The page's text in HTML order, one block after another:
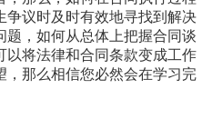
争议时及时有效地寻找到解决
，如何从总体上把握合同谈
以将法律和合同条款变成工作
，那么相信您必然会在学习完